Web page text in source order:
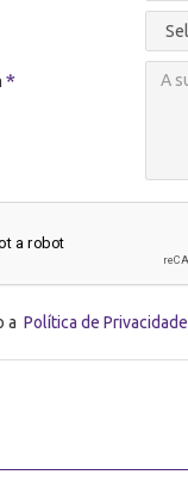
a Política de Privacidade